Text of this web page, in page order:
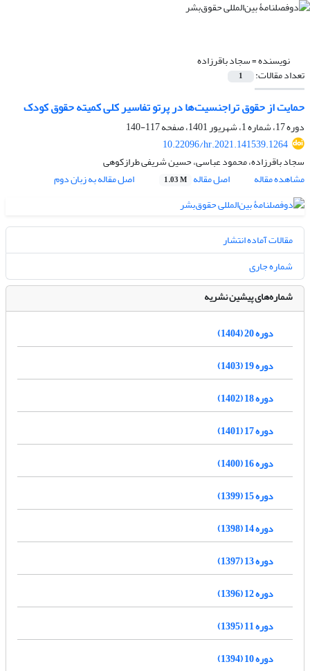
نویسنده =سجاد باقرزاده
تعداد مقالات: 1
حمایت از حقوق تراجنسیت‌ها در پرتو تفاسیر کلی کمیته حقوق کودک
دوره 17، شماره 1، شهریور 1401، صفحه
117-140
10.22096/hr.2021.141539.1264
سجاد باقرزاده، محمود عباسی، حسین شریفی طرازکوهی
مشاهده مقاله
اصل مقاله 1.03 M اصل مقاله به زبان دوم
مقالات آماده انتشار
شماره جاری
شماره‌های پیشین نشریه
دوره 20 (1404)
دوره 19 (1403)
دوره 18 (1402)
دوره 17 (1401)
دوره 16 (1400)
دوره 15 (1399)
دوره 14 (1398)
دوره 13 (1397)
دوره 12 (1396)
دوره 11 (1395)
دوره 10 (1394)